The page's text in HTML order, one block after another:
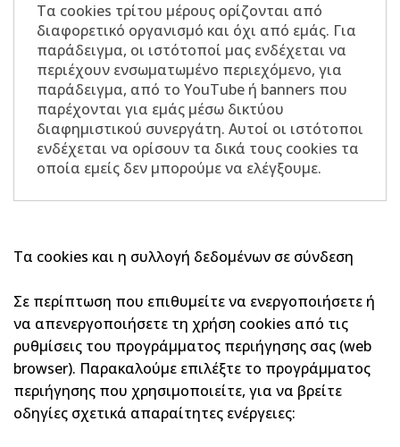
Τα cookies τρίτου μέρους ορίζονται από
διαφορετικό οργανισμό και όχι από εμάς. Για
παράδειγμα, οι ιστότοποί μας ενδέχεται να
περιέχουν ενσωματωμένο περιεχόμενο, για
παράδειγμα, από το YouTube ή banners που
παρέχονται για εμάς μέσω δικτύου
διαφημιστικού συνεργάτη. Αυτοί οι ιστότοποι
ενδέχεται να ορίσουν τα δικά τους cookies τα
οποία εμείς δεν μπορούμε να ελέγξουμε.
Τα cookies και η συλλογή δεδομένων σε σύνδεση
Σε περίπτωση που επιθυμείτε να ενεργοποιήσετε ή
να απενεργοποιήσετε τη χρήση cookies από τις
ρυθμίσεις του προγράμματος περιήγησης σας (web
browser). Παρακαλούμε επιλέξτε το προγράμματος
περιήγησης που χρησιμοποιείτε, για να βρείτε
οδηγίες σχετικά απαραίτητες ενέργειες: